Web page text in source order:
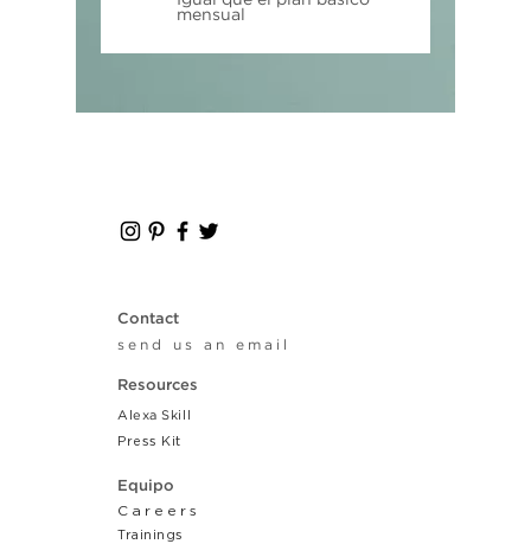
mensual
Contact
send us an email
Resources
Alexa Skill
Press Kit
Equipo
Careers
Trainings